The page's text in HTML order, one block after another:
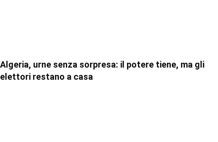
Algeria, urne senza sorpresa: il potere tiene, ma gli
elettori restano a casa